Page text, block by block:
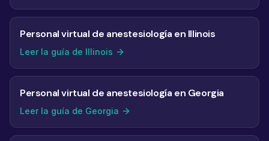
Personal virtual de anestesiología en Illinois
Leer la guía de Illinois
Personal virtual de anestesiología en Georgia
Leer la guía de Georgia